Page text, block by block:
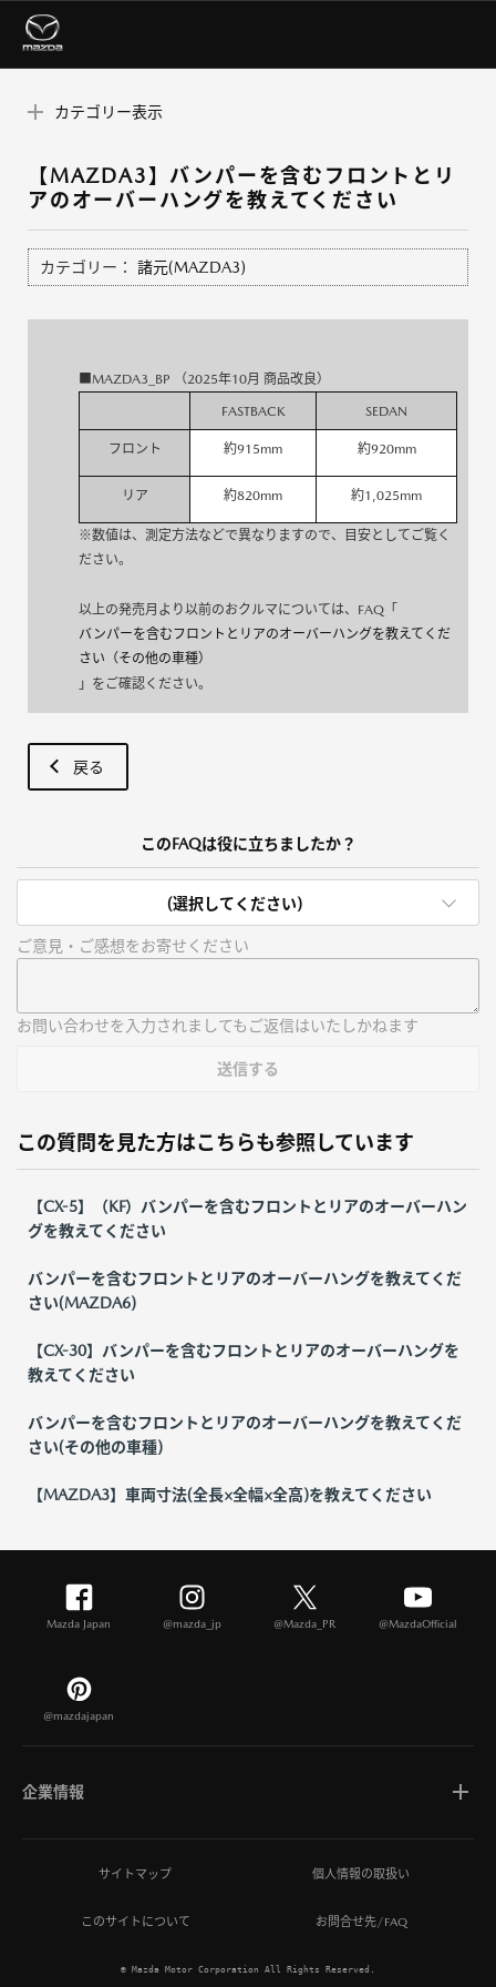
カテゴリー表示
【MAZDA3】バンパーを含むフロントとリ
アのオーバーハングを教えてください
カテゴリー： 諸元(MAZDA3)
■MAZDA3_BP （2025年10月 商品改良）
FASTBACK SEDAN
フロント 約915mm 約920mm
リア 約820mm 約1,025mm
※数値は、測定方法などで異なりますので、目安としてご覧く
ださい。
以上の発売月より以前のおクルマについては、FAQ「
バンパーを含むフロントとリアのオーバーハングを教えてくだ
さい（その他の車種）
」をご確認ください。
戻る
このFAQは役に立ちましたか？
(選択してください)
ご意見・ご感想をお寄せください
お問い合わせを入力されましてもご返信はいたしかねます
送信する
この質問を見た方はこちらも参照しています
【CX-5】（KF）バンパーを含むフロントとリアのオーバーハン
グを教えてください
バンパーを含むフロントとリアのオーバーハングを教えてくだ
さい(MAZDA6)
【CX-30】バンパーを含むフロントとリアのオーバーハングを
教えてください
バンパーを含むフロントとリアのオーバーハングを教えてくだ
さい(その他の車種)
【MAZDA3】車両寸法(全長×全幅×全高)を教えてください
Mazda Japan @mazda_jp @Mazda_PR @MazdaOfficial
@mazdajapan
企業情報
マツダについて
ひとを想う価値創造
サイトマップ 個人情報の取扱い
このサイトについて お問合せ先/FAQ
© Mazda Motor Corporation All Rights Reserved.